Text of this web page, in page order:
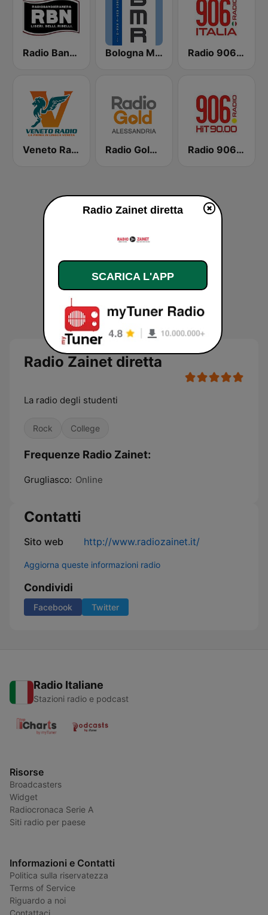
Radio Bandiera Nera Bologna Music Radio Radio 906 Italia
Veneto Radio Radio Gold Alessandria Radio 906 90.00
Radio Zainet diretta
La radio degli studenti
Rock College
Frequenze Radio Zainet:
Grugliasco: Online
Contatti
Sito web http://www.radiozainet.it/
Aggiorna queste informazioni radio
Condividi
Facebook Twitter
Radio Italiane
Stazioni radio e podcast
Risorse
Broadcasters
Widget
Radiocronaca Serie A
Siti radio per paese
Informazioni e Contatti
Politica sulla riservatezza
Terms of Service
Riguardo a noi
Contattaci
Radio Zainet diretta
SCARICA L'APP